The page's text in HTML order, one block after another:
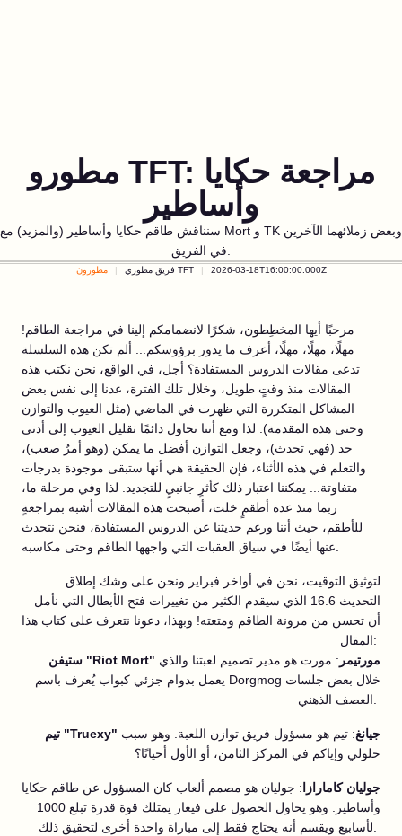
مطورو TFT: مراجعة حكايا
وأساطير
سنناقش طاقم حكايا وأساطير (والمزيد) مع Mort و TK وبعض زملائهما الآخرين
مطورون فريق مطوري TFT 2026-03-18T16:00:00.000Z
مرحبًا أيها المخطِطون، شكرًا لانضمامكم إلينا في مراجعة الطاقم!
مهلًا، مهلًا، مهلًا، أعرف ما يدور برؤوسكم... ألم تكن هذه السلسلة
تدعى مقالات الدروس المستفادة؟ أجل، في الواقع، نحن نكتب هذه
المقالات منذ وقتٍ طويل، وخلال تلك الفترة، عدنا إلى نفس بعض
المشاكل المتكررة التي ظهرت في الماضي (مثل العيوب والتوازن
وحتى هذه المقدمة). لذا ومع أننا نحاول دائمًا تقليل العيوب إلى أدنى
حد (فهي تحدث)، وجعل التوازن أفضل ما يمكن (وهو أمرٌ صعب)،
والتعلم في هذه الأثناء، فإن الحقيقة هي أنها ستبقى موجودة بدرجات
متفاوتة... يمكننا اعتبار ذلك كأثرٍ جانبيٍ للتجديد. لذا وفي مرحلة ما،
ربما منذ عدة أطقمٍ خلت، أصبحت هذه المقالات أشبه بمراجعةٍ
للأطقم، حيث أننا ورغم حديثنا عن الدروس المستفادة، فنحن نتحدث
لتوثيق التوقيت، نحن في أواخر فبراير ونحن على وشك إطلاق
التحديث 16.6 الذي سيقدم الكثير من تغييرات فتح الأبطال التي نأمل
أن تحسن من مرونة الطاقم ومتعته! وبهذا، دعونا نتعرف على كتاب هذا
المقال:
ستيفن "Riot Mort" مورتيمر : مورت هو مدير تصميم لعبتنا والذي
يعمل بدوام جزئي كبواب يُعرف باسم Dorgmog خلال بعض جلسات
تيم "Truexy" جيانغ: تيم هو مسؤول فريق توازن اللعبة. وهو سبب
حلولي وإياكم في المركز الثامن، أو الأول أحيانًا؟
جوليان كامارازا : جوليان هو مصمم ألعاب كان المسؤول عن طاقم حكايا
وأساطير. وهو يحاول الحصول على فيغار يمتلك قوة قدرة تبلغ 1000